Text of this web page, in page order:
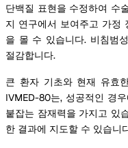
단백질 표현을 수정하여 수
지 연구에서 보여주고 가정
을 몰 수 있습니다. 비침범
절감합니다.
큰 환자 기초와 현재 유효
IVMED-80는, 성공적인 경
붙잡는 잠재력을 가지고 있
한 결과에 지도할 수 있습니